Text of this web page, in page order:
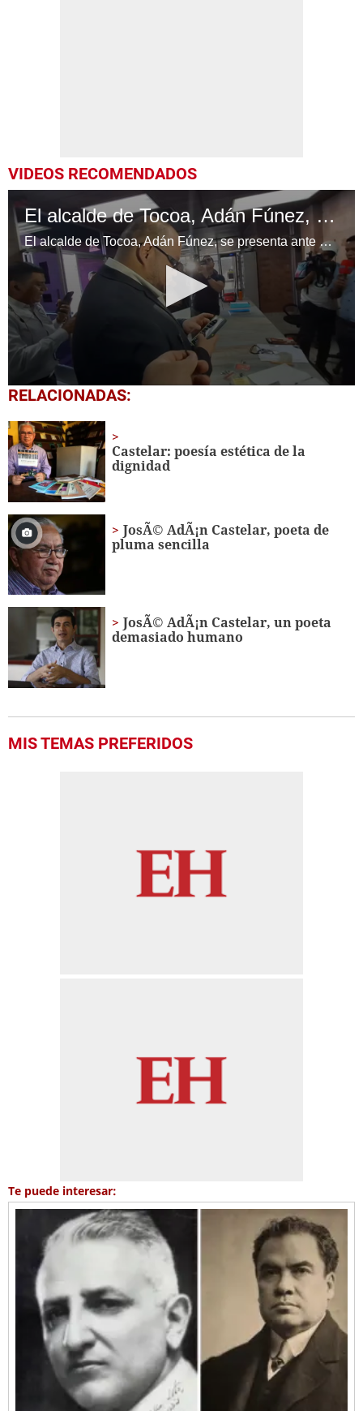
VIDEOS RECOMENDADOS
El alcalde de Tocoa, Adán Fúnez, se presenta ante el Ministerio Público
El alcalde de Tocoa, Adán Fúnez, se presenta ante el Ministerio Público.
0
seconds
1
minute,
10
seconds
RELACIONADAS:
Castelar: poesía estética de la
dignidad
JosÃ© AdÃ¡n Castelar, poeta de
pluma sencilla
JosÃ© AdÃ¡n Castelar, un poeta
demasiado humano
MIS TEMAS PREFERIDOS
Te puede interesar: